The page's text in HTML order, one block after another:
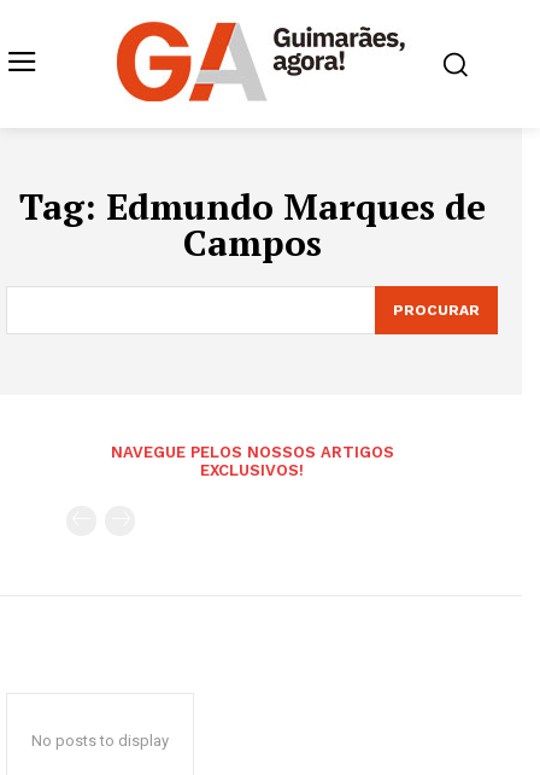
Tag: Edmundo Marques de
Campos
PROCURAR
NAVEGUE PELOS NOSSOS ARTIGOS
EXCLUSIVOS!
No posts to display